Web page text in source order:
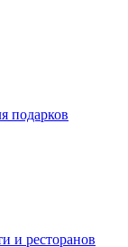
подарков
и ресторанов